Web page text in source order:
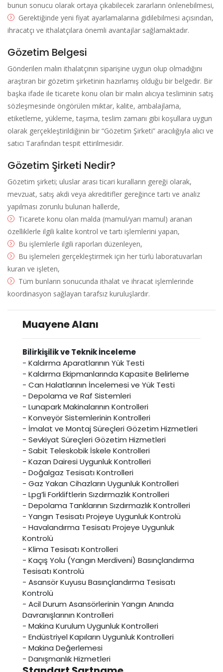
bunun sonucu olarak ortaya çıkabilecek zararların önlenebilmesi,
Gerektiğinde yeni fiyat ayarlamalarına gidilebilmesi açısından,
ihracatçı ve ithalatçılara önemli avantajlar sağlamaktadır.
Gözetim Belgesi
Gönderilen malın ithalatçının siparişine uygun olup olmadığını
araştıran bir gözetim şirketinin hazırlamış olduğu bir belgedir. Bir
başka ifade ile ticarete konu olan bir malın alıcıya tesliminin satış
sözleşmesinde öngörülen miktar, kalite, ambalajlama,
etiketleme, yükleme, taşıma, teslim zamanı gibi koşullara uygun
olarak gerçekleştirildiğinin bir “Gözetim Şirketi” aracılığıyla alıcı ve
satıcı Tarafından tespit ettirilmesidir.
Gözetim Şirketi Nedir?
Gözetim şirketi; uluslar arası ticari kuralların gereği olarak,
mevzuat, satış akdi veya akreditifler gereğince tartı ve analiz
yapılması zorunlu bulunan hallerde,
Ticarete konu olan malda (mamul/yarı mamul) aranan
özelliklerle ilgili kalite kontrol ve tartı işlemlerini yapan,
Bu işlemlerle ilgili raporları düzenleyen,
Bu işlemeleri gerçekleştirmek için her türlü laboratuvarları
kuran ve işleten,
Tüm bunların sonucunda ithalat ve ihracat işlemlerinde
koordinasyon sağlayan tarafsız kuruluşlardır.
Muayene Alanı
Bilirkişilik ve Teknik İnceleme
- Kaldırma Aparatlarının Yük Testi
- Kaldırma Ekipmanlarında Kapasite Belirleme
- Can Halatlarının İncelemesi ve Yük Testi
- Depolama ve Raf Sistemleri
- Lunapark Makinalarının Kontrolleri
- Konveyör Sistemlerinin Kontrolleri
- İmalat ve Montaj Süreçleri Gözetim Hizmetleri
- Sevkiyat Süreçleri Gözetim Hizmetleri
- Sabit Teleskobik İskele Kontrolleri
- Kazan Dairesi Uygunluk Kontrolleri
- Doğalgaz Tesisatı Kontrolleri
- Gaz Yakan Cihazların Uygunluk Kontrolleri
- Lpg’li Forkliftlerin Sızdırmazlık Kontrolleri
- Depolama Tanklarının Sızdırmazlık Kontrolleri
- Yangın Tesisatı Projeye Uygunluk Kontrolü
- Havalandırma Tesisatı Projeye Uygunluk
Kontrolü
- Klima Tesisatı Kontrolleri
- Kaçış Yolu (Yangın Merdiveni) Basınçlandırma
Tesisatı Kontrolü
- Asansör Kuyusu Basınçlandırma Tesisatı
Kontrolü
- Acil Durum Asansörlerinin Yangın Anında
Davranışlarının Kontrolleri
- Makina Kurulum Uygunluk Kontrolleri
- Endüstriyel Kapıların Uygunluk Kontrolleri
- Makina Değerlemesi
- Danışmanlık Hizmetleri